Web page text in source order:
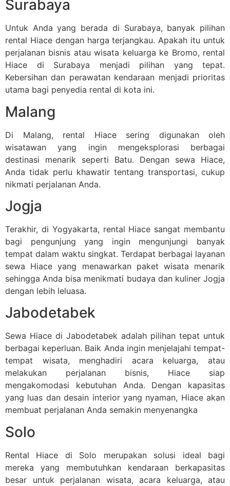
Surabaya
Untuk Anda yang berada di Surabaya, banyak pilihan
rental Hiace dengan harga terjangkau. Apakah itu untuk
perjalanan bisnis atau wisata keluarga ke Bromo, rental
Hiace di Surabaya menjadi pilihan yang tepat.
Kebersihan dan perawatan kendaraan menjadi prioritas
utama bagi penyedia rental di kota ini.
Malang
Di Malang, rental Hiace sering digunakan oleh
wisatawan yang ingin mengeksplorasi berbagai
destinasi menarik seperti Batu. Dengan sewa Hiace,
Anda tidak perlu khawatir tentang transportasi, cukup
nikmati perjalanan Anda.
Jogja
Terakhir, di Yogyakarta, rental Hiace sangat membantu
bagi pengunjung yang ingin mengunjungi banyak
tempat dalam waktu singkat. Terdapat berbagai layanan
sewa Hiace yang menawarkan paket wisata menarik
sehingga Anda bisa menikmati budaya dan kuliner Jogja
dengan lebih leluasa.
Jabodetabek
Sewa Hiace di Jabodetabek adalah pilihan tepat untuk
berbagai keperluan. Baik Anda ingin menjelajahi tempat-
tempat wisata, menghadiri acara keluarga, atau
melakukan perjalanan bisnis, Hiace siap
mengakomodasi kebutuhan Anda. Dengan kapasitas
yang luas dan desain interior yang nyaman, Hiace akan
membuat perjalanan Anda semakin menyenangka
Solo
Rental Hiace di Solo merupakan solusi ideal bagi
mereka yang membutuhkan kendaraan berkapasitas
besar untuk perjalanan wisata, acara keluarga, atau